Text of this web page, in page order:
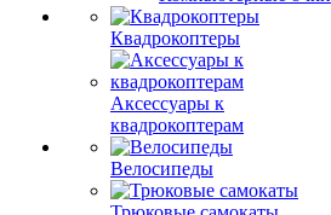
Квадрокоптеры
Аксессуары к
квадрокоптерам
Велосипеды